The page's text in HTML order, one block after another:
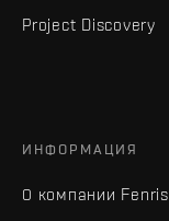
Project Discovery
ИНФОРМАЦИЯ
О компании Fenris